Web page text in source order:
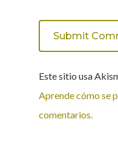
Este sitio usa
Aprende cómo se
comentarios.